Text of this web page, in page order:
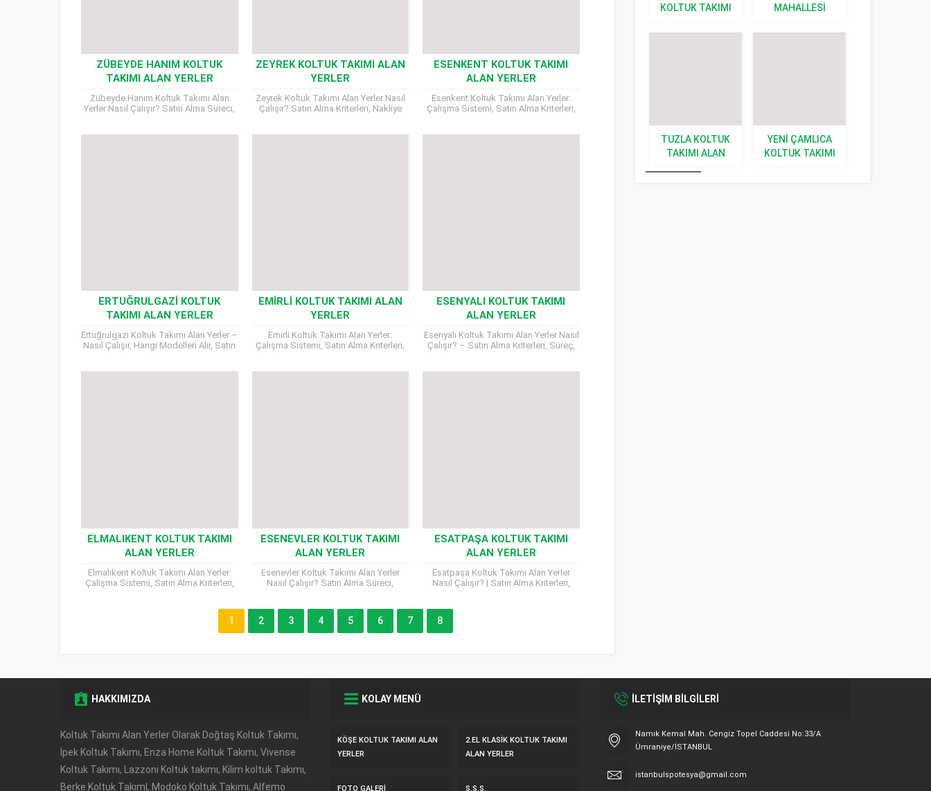
ZÜBEYDE HANIM KOLTUK
TAKIMI ALAN YERLER
Zübeyde Hanım Koltuk Takımı Alan
Yerler Nasıl Çalışır? Satın Alma Süreci,
ZEYREK KOLTUK TAKIMI ALAN
YERLER
Zeyrek Koltuk Takımı Alan Yerler Nasıl
Çalışır? Satın Alma Kriterleri, Nakliye
ESENKENT KOLTUK TAKIMI
ALAN YERLER
Esenkent Koltuk Takımı Alan Yerler:
Çalışma Sistemi, Satın Alma Kriterleri,
ERTUĞRULGAZI KOLTUK
TAKIMI ALAN YERLER
Ertuğrulgazi Koltuk Takımı Alan Yerler –
Nasıl Çalışır, Hangi Modelleri Alır, Satın
EMIRLI KOLTUK TAKIMI ALAN
YERLER
Emirli Koltuk Takımı Alan Yerler:
Çalışma Sistemi, Satın Alma Kriterleri,
ESENYALI KOLTUK TAKIMI
ALAN YERLER
Esenyalı Koltuk Takımı Alan Yerler Nasıl
Çalışır? – Satın Alma Kriterleri, Süreç,
ELMALIKENT KOLTUK TAKIMI
ALAN YERLER
Elmalıkent Koltuk Takımı Alan Yerler:
Çalışma Sistemi, Satın Alma Kriterleri,
ESENEVLER KOLTUK TAKIMI
ALAN YERLER
Esenevler Koltuk Takımı Alan Yerler
Nasıl Çalışır? Satın Alma Süreci,
ESATPAŞA KOLTUK TAKIMI
ALAN YERLER
Esatpaşa Koltuk Takımı Alan Yerler
Nasıl Çalışır? | Satın Alma Kriterleri,
1 2 3 4 5 6 7 8
KOLTUK TAKIMI
MAHALLESI
ALAN YERLER
TUZLA KOLTUK
TAKIMI ALAN
YENI ÇAMLICA
KOLTUK TAKIMI
HAKKIMIZDA
Koltuk Takımı Alan Yerler Olarak Doğtaş Koltuk Takımı,
İpek Koltuk Takımı, Enza Home Koltuk Takımı, Vivense
Koltuk Takımı, Lazzoni Koltuk takımı, Kilim koltuk Takımı,
Berke Koltuk TakımI, Modoko Koltuk Takımı, Alfemo
KOLAY MENÜ
KÖŞE KOLTUK TAKIMI ALAN
YERLER
2.EL KLASIK KOLTUK TAKIMI
ALAN YERLER
FOTO GALERI S.S.S.
İLETİŞİM BİLGİLERİ
Namık Kemal Mah. Cengiz Topel Caddesi No:33/A
Ümraniye/İSTANBUL
istanbulspotesya@gmail.com
Müşteri Temsilcisi